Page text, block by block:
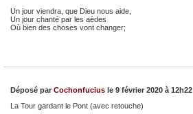
Un jour viendra, que Dieu nous aide,
Un jour chanté par les aèdes
Où bien des choses vont changer;
Déposé par Cochonfucius le 9 février 2020 à 12h22
La Tour gardant le Pont (avec retouche)